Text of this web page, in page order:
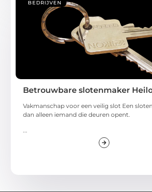
BEDRIJVEN
Betrouwbare slotenmaker
Vakmanschap voor een veilig slot Een
dan alleen iemand die deuren opent.